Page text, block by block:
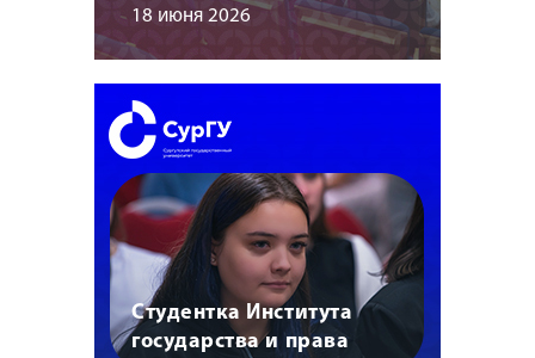
18 июня 2026
Студентка Института
государства и права